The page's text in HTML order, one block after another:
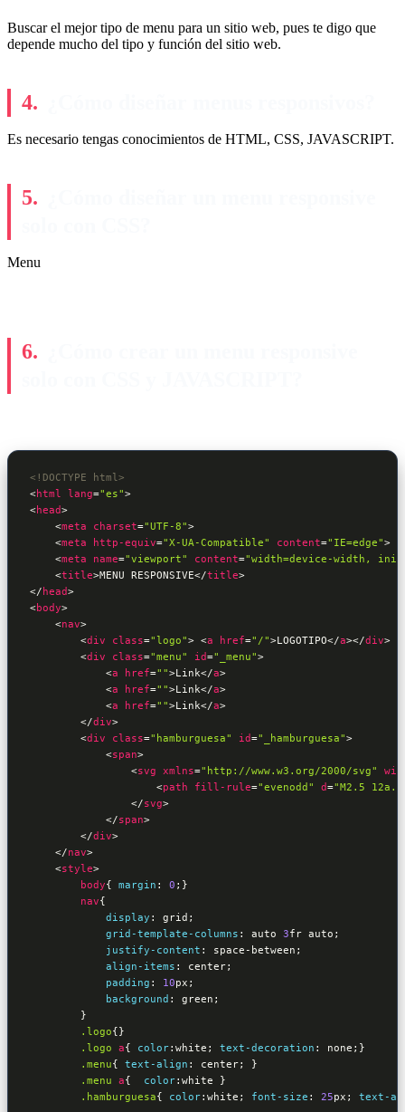
Buscar el mejor tipo de menu para un sitio web, pues te digo que
depende mucho del tipo y función del sitio web.
Es necesario tengas conocimientos de HTML, CSS, JAVASCRIPT.
Menu
<!DOCTYPE html>
<html lang="es">
<head>
<meta charset="UTF-8">
<meta http-equiv="X-UA-Compatible" content="IE=edge">
<meta name="viewport" content="width=device-width,
<title>MENU RESPONSIVE</title>
</ head>
<body>
<nav>
<div class="logo"> <a href="/">LOGOTIPO</a></div>
<div class="menu" id="_menu">
<a href="">Link</a>
<a href="">Link</a>
<a href="">Link</a>
</div>
<div class="hamburguesa" id="_hamburguesa">
<span>
<svg xmlns="http://www.w3.org/2000/svg"
<path fill-rule="evenodd" d="M2.5
</svg>
</span>
</div>
</nav>
<style>
body{ margin : 0 ; }
nav{
display : grid ;
grid-template-columns : auto 3fr auto ;
justify-content : space-between ;
align-items : center;
padding : 10px ;
background : green ;
}
.logo{}
.logo a{ color: white ; text-decoration : none ; }
.menu{ text-align : center; }
.menu a{ color: white }
.hamburguesa{ color: white ; font-size : 25px ; text-